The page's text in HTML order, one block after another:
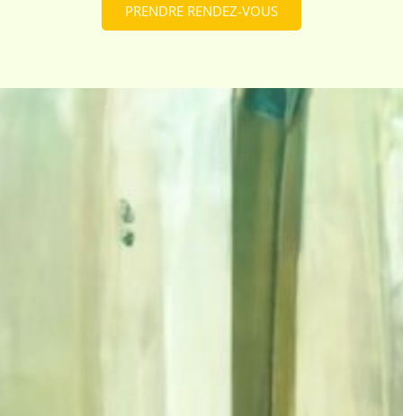
PRENDRE RENDEZ-VOUS